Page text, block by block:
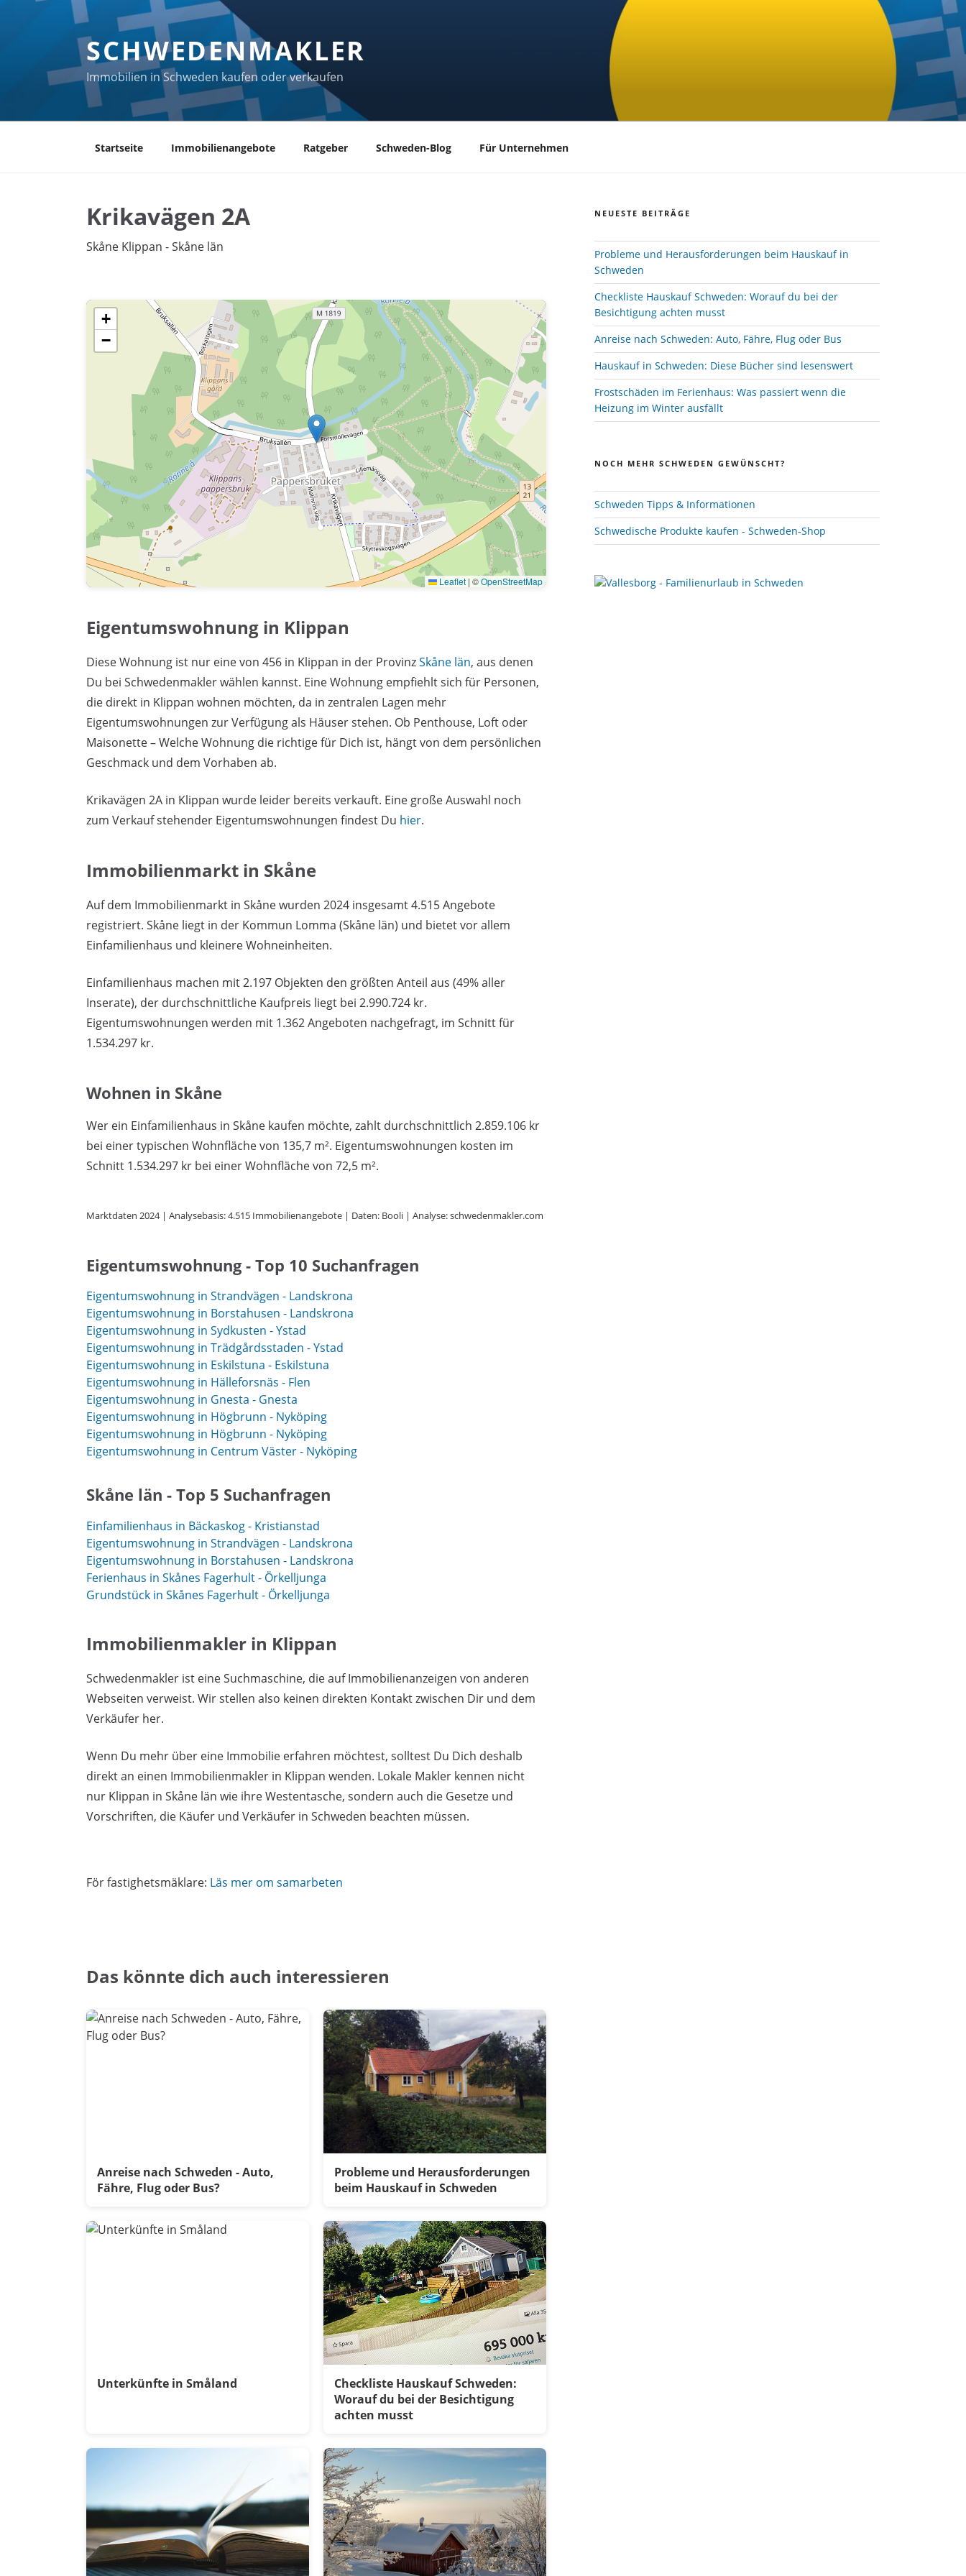
SCHWEDENMAKLER
Immobilien in Schweden kaufen oder verkaufen
Startseite Immobilienangebote Ratgeber Schweden-Blog Für Unternehmen
Krikavägen 2A
Skåne Klippan - Skåne län
+
−
Leaflet | ©OpenStreetMap
Eigentumswohnung in Klippan
Diese Wohnung ist nur eine von 456 in Klippan in der ProvinzSkåne län, aus denen
Du bei Schwedenmakler wählen kannst. Eine Wohnung empfiehlt sich für Personen,
die direkt in Klippan wohnen möchten, da in zentralen Lagen mehr
Eigentumswohnungen zur Verfügung als Häuser stehen. Ob Penthouse, Loft oder
Maisonette – Welche Wohnung die richtige für Dich ist, hängt von dem persönlichen
Geschmack und dem Vorhaben ab.
Krikavägen 2A in Klippan wurde leider bereits verkauft. Eine große Auswahl noch
zum Verkauf stehender Eigentumswohnungen findest Du hier.
Immobilienmarkt in Skåne
Auf dem Immobilienmarkt in Skåne wurden 2024 insgesamt 4.515 Angebote
registriert. Skåne liegt in der Kommun Lomma (Skåne län) und bietet vor allem
Einfamilienhaus und kleinere Wohneinheiten.
Einfamilienhaus machen mit 2.197 Objekten den größten Anteil aus (49% aller
Inserate), der durchschnittliche Kaufpreis liegt bei 2.990.724 kr.
Eigentumswohnungen werden mit 1.362 Angeboten nachgefragt, im Schnitt für
1.534.297 kr.
Wohnen in Skåne
Wer ein Einfamilienhaus in Skåne kaufen möchte, zahlt durchschnittlich 2.859.106 kr
bei einer typischen Wohnfläche von 135,7 m². Eigentumswohnungen kosten im
Schnitt 1.534.297 kr bei einer Wohnfläche von 72,5 m².
Marktdaten 2024 | Analysebasis: 4.515 Immobilienangebote | Daten: Booli | Analyse: schwedenmakler.com
Eigentumswohnung - Top 10 Suchanfragen
Eigentumswohnung in Strandvägen - Landskrona
Eigentumswohnung in Borstahusen - Landskrona
Eigentumswohnung in Sydkusten - Ystad
Eigentumswohnung in Trädgårdsstaden - Ystad
Eigentumswohnung in Eskilstuna - Eskilstuna
Eigentumswohnung in Hälleforsnäs - Flen
Eigentumswohnung in Gnesta - Gnesta
Eigentumswohnung in Högbrunn - Nyköping
Eigentumswohnung in Högbrunn - Nyköping
Eigentumswohnung in Centrum Väster - Nyköping
Skåne län - Top 5 Suchanfragen
Einfamilienhaus in Bäckaskog - Kristianstad
Eigentumswohnung in Strandvägen - Landskrona
Eigentumswohnung in Borstahusen - Landskrona
Ferienhaus in Skånes Fagerhult - Örkelljunga
Grundstück in Skånes Fagerhult - Örkelljunga
Immobilienmakler in Klippan
Schwedenmakler ist eine Suchmaschine, die auf Immobilienanzeigen von anderen
Webseiten verweist. Wir stellen also keinen direkten Kontakt zwischen Dir und dem
Verkäufer her.
Wenn Du mehr über eine Immobilie erfahren möchtest, solltest Du Dich deshalb
direkt an einen Immobilienmakler in Klippan wenden. Lokale Makler kennen nicht
nur Klippan in Skåne län wie ihre Westentasche, sondern auch die Gesetze und
Vorschriften, die Käufer und Verkäufer in Schweden beachten müssen.
För fastighetsmäklare: Läs mer om samarbeten
Das könnte dich auch interessieren
Anreise nach Schweden - Auto,
Fähre, Flug oder Bus?
Probleme und Herausforderungen
beim Hauskauf in Schweden
Unterkünfte in Småland
Checkliste Hauskauf Schweden:
Worauf du bei der Besichtigung
achten musst
NEUESTE BEITRÄGE
Probleme und Herausforderungen beim Hauskauf in
Schweden
Checkliste Hauskauf Schweden: Worauf du bei der
Besichtigung achten musst
Anreise nach Schweden: Auto, Fähre, Flug oder Bus
Hauskauf in Schweden: Diese Bücher sind lesenswert
Frostschäden im Ferienhaus: Was passiert wenn die
Heizung im Winter ausfällt
NOCH MEHR SCHWEDEN GEWÜNSCHT?
Schweden Tipps & Informationen
Schwedische Produkte kaufen - Schweden-Shop